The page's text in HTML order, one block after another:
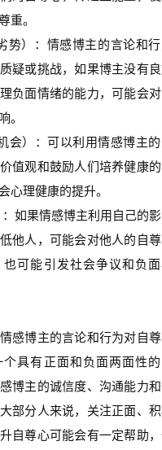
重。
势）：情感博主的言论和
疑或挑战，如果博主没有
负面情绪的能力，可能会对
。
会）：可以利用情感博主
值观和鼓励人们培养健康
心理健康的提升。
如果情感博主利用自己的
他人，可能会对他人的自
也可能引发社会争议和负
感博主的言论和行为对自
具有正面和负面两面性的
博主的诚信度、沟通能力
部分人来说，关注正面、
自尊心可能会有一定帮助